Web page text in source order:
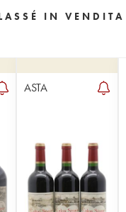
IN VENDITA
ASTA